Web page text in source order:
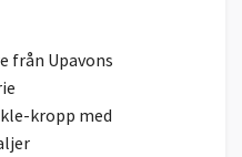
från Upavons
kropp med